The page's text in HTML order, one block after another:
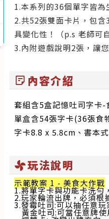
1.本系列的36個單字皆
2.共52張雙面卡片，包
具變化性！（p.s 老師可
3.內附遊戲說明2張，讓
sticky_note_2 內容介紹
套組含5盒記憶吐司字卡-
單盒含54張字卡(36張食
字卡8.8 x 5.8cm、書本式
toys_fan玩法說明
示範教案 1 - 美食大作戰
1.將單字卡與功能卡洗勻
2.玩家輪流出牌，必須根
3.發霉吐司:可以抽任意玩
黃金吐司:可當任意牌